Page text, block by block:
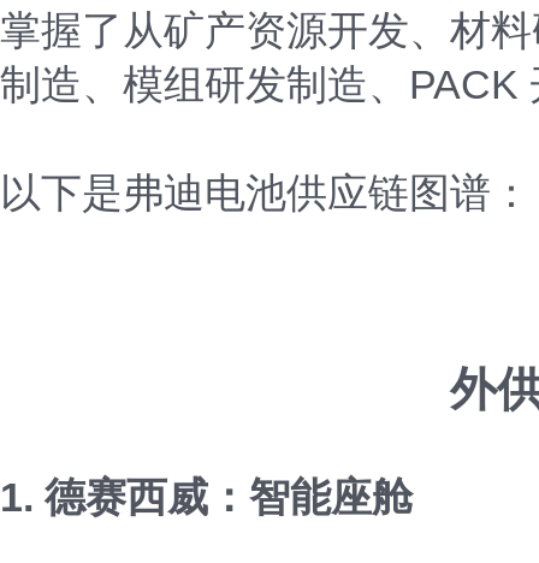
掌握了从矿产资源开发、材
制造、模组研发制造、
以下是弗迪电池供应链图谱：
外
1. 德赛西威：智能座舱